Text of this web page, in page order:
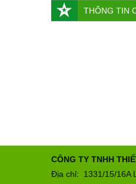
THÔNG TIN
CÔNG TY TNHH
Địa chỉ: 1331/15/16A